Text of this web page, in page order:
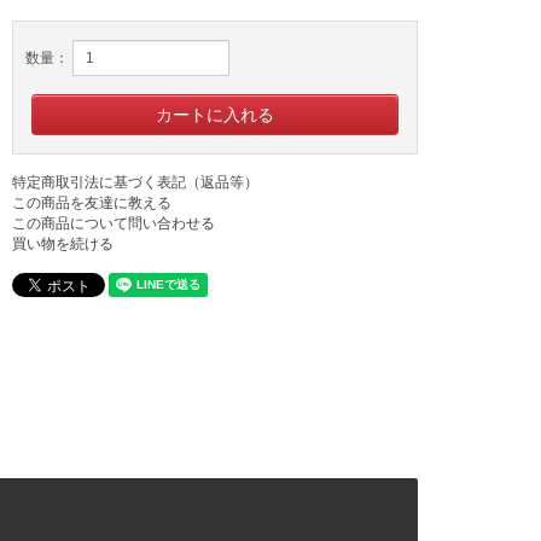
数量：
特定商取引法に基づく表記（返品等）
この商品を友達に教える
この商品について問い合わせる
買い物を続ける